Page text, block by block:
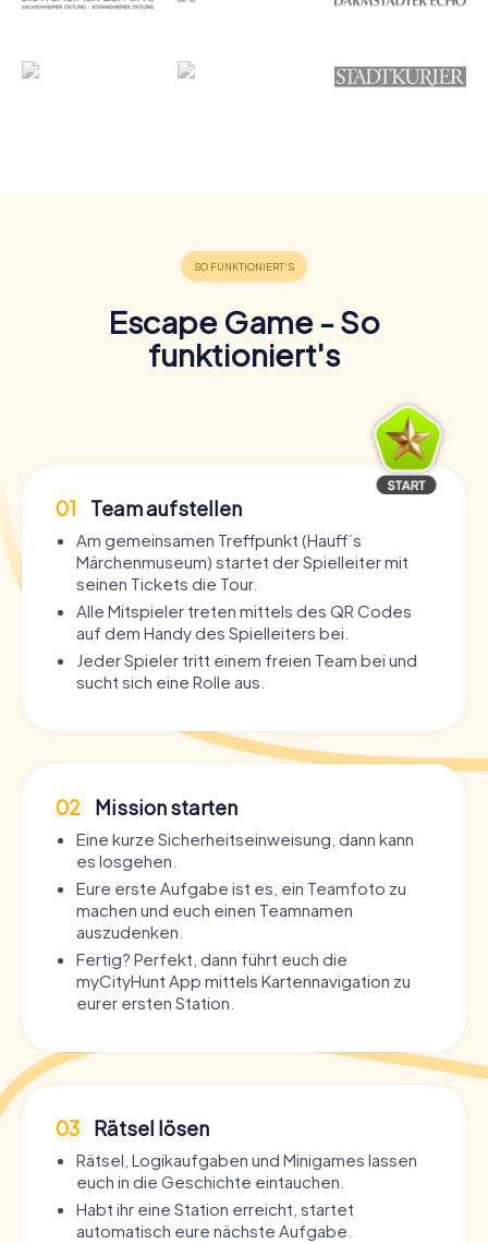
Escape Game - So
funktioniert's
01 Team aufstellen
Am gemeinsamen Treffpunkt (Hauff´s
Märchenmuseum) startet der Spielleiter mit
seinen Tickets die Tour.
Alle Mitspieler treten mittels des QR Codes
auf dem Handy des Spielleiters bei.
Jeder Spieler tritt einem freien Team bei und
sucht sich eine Rolle aus.
02 Mission starten
Eine kurze Sicherheitseinweisung, dann kann
es losgehen.
Eure erste Aufgabe ist es, ein Teamfoto zu
machen und euch einen Teamnamen
auszudenken.
Fertig? Perfekt, dann führt euch die
myCityHunt App mittels Kartennavigation zu
eurer ersten Station.
03 Rätsel lösen
Rätsel, Logikaufgaben und Minigames lassen
euch in die Geschichte eintauchen.
Habt ihr eine Station erreicht, startet
automatisch eure nächste Aufgabe.